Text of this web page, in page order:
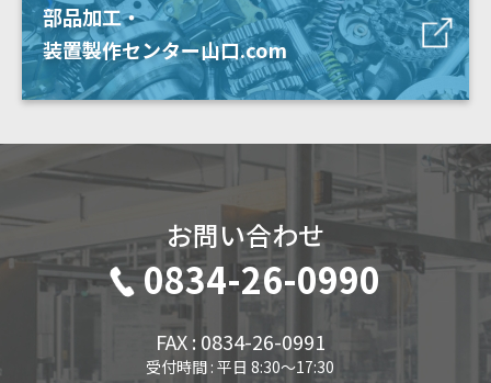
部品加工・
装置製作センター山口.com
お問い合わせ
0834-26-0990
FAX : 0834-26-0991
受付時間 : 平日 8:30～17:30